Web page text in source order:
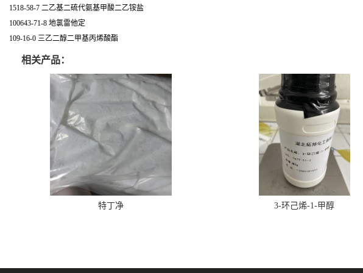
1518-58-7 二乙基二硫代氨基甲酸二乙铵盐
100643-71-8 地氯雷他定
109-16-0 三乙二醇二甲基丙烯酸酯
相关产品：
特丁净 3-环己烯-1-甲醇